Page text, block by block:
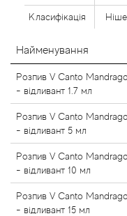
Класифікація
Найменування
Розпив V Canto
- відливант 1.7 мл
Розпив V Canto
- відливант 5 мл
Розпив V Canto
- відливант 10 мл
Розпив V Canto
- відливант 15 мл